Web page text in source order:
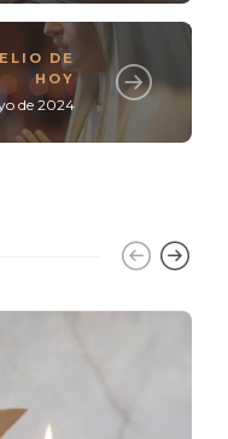
DE
HOY
de 2024